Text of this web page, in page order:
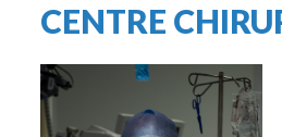
CENTRE